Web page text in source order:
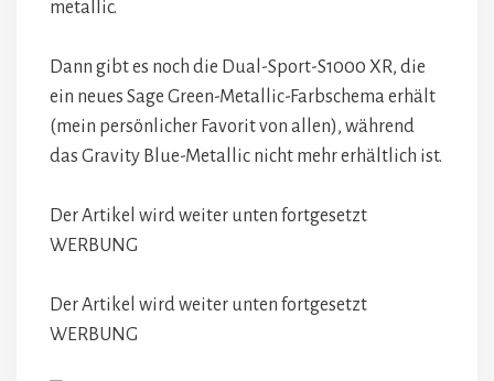
metallic.
Dann gibt es noch die Dual-Sport-S1000 XR, die
ein neues Sage Green-Metallic-Farbschema erhält
(mein persönlicher Favorit von allen), während
das Gravity Blue-Metallic nicht mehr erhältlich ist.
Der Artikel wird weiter unten fortgesetzt
WERBUNG
Der Artikel wird weiter unten fortgesetzt
WERBUNG